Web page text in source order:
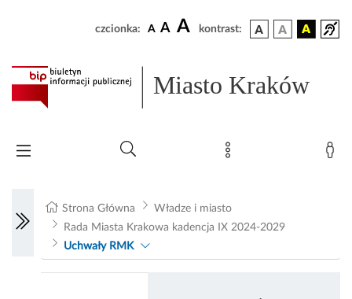
czcionka: A A A kontrast:
Miasto Kraków
Strona Główna
Władze i miasto
Rada Miasta Krakowa kadencja IX 2024-2029
Uchwały RMK